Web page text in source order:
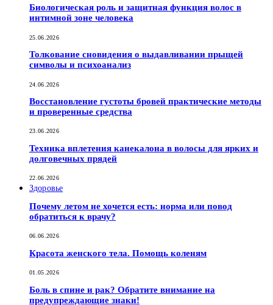
Биологическая роль и защитная функция волос в
интимной зоне человека
25.06.2026
Толкование сновидения о выдавливании прыщей
символы и психоанализ
24.06.2026
Восстановление густоты бровей практические методы
и проверенные средства
23.06.2026
Техника вплетения канекалона в волосы для ярких и
долговечных прядей
22.06.2026
Здоровье
Почему летом не хочется есть: норма или повод
обратиться к врачу?
06.06.2026
Красота женского тела. Помощь коленям
01.05.2026
Боль в спине и рак? Обратите внимание на
предупреждающие знаки!